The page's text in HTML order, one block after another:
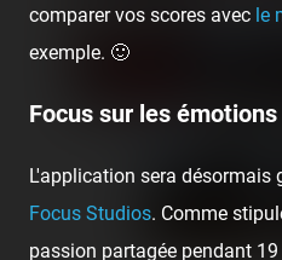
comparer vos scores avec le
exemple. 🙂
Focus sur les émotions
L'application sera désormais
Focus Studios. Comme
passion partagée pendant